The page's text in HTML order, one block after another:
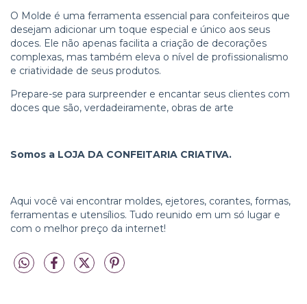
O Molde é uma ferramenta essencial para confeiteiros que
desejam adicionar um toque especial e único aos seus
doces. Ele não apenas facilita a criação de decorações
complexas, mas também eleva o nível de profissionalismo
e criatividade de seus produtos.
Prepare-se para surpreender e encantar seus clientes com
doces que são, verdadeiramente, obras de arte
Somos a LOJA DA CONFEITARIA CRIATIVA.
Aqui você vai encontrar moldes, ejetores, corantes, formas,
ferramentas e utensílios. Tudo reunido em um só lugar e
com o melhor preço da internet!